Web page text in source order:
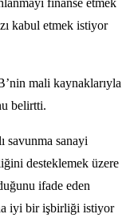
finanse etmek
kabul etmek istiyor
mali kaynaklarıyla
belirtti.
savunma sanayi
desteklemek üzere
ifade eden
iyi bir işbirliği istiyor